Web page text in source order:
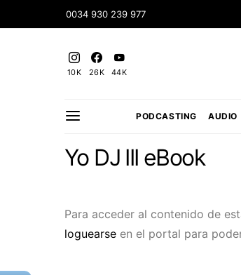
0034 930 239 977
10K 26K 44K
PODCASTING AUDIO
Yo DJ III eBook
Para acceder al contenido de
loguearse en el portal para